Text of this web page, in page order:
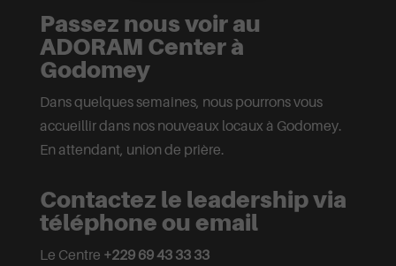
Passez nous voir au
ADORAM Center à
Godomey
Dans quelques semaines, nous pourrons vous
accueillir dans nos nouveaux locaux à Godomey.
En attendant, union de prière.
Contactez le leadership via
téléphone ou email
Le Centre +229 69 43 33 33